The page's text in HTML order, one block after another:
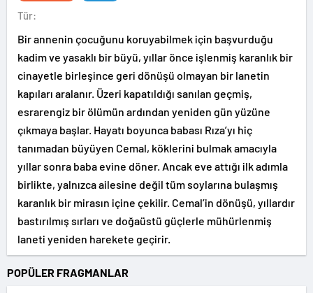
Tür:
Bir annenin çocuğunu koruyabilmek için başvurduğu
kadim ve yasaklı bir büyü, yıllar önce işlenmiş karanlık bir
cinayetle birleşince geri dönüşü olmayan bir lanetin
kapıları aralanır. Üzeri kapatıldığı sanılan geçmiş,
esrarengiz bir ölümün ardından yeniden gün yüzüne
çıkmaya başlar. Hayatı boyunca babası Rıza’yı hiç
tanımadan büyüyen Cemal, köklerini bulmak amacıyla
yıllar sonra baba evine döner. Ancak eve attığı ilk adımla
birlikte, yalnızca ailesine değil tüm soylarına bulaşmış
karanlık bir mirasın içine çekilir. Cemal’in dönüşü, yıllardır
bastırılmış sırları ve doğaüstü güçlerle mühürlenmiş
laneti yeniden harekete geçirir.
POPÜLER FRAGMANLAR